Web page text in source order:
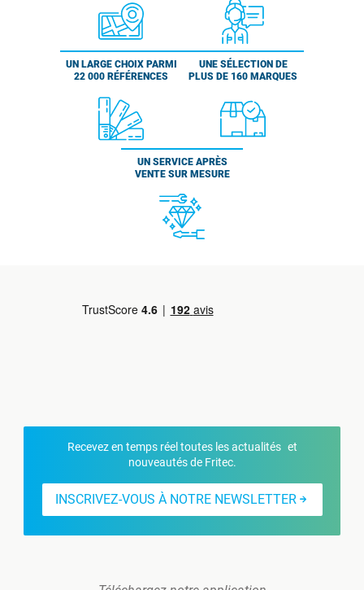
UN LARGE CHOIX PARMI
22 000 RÉFÉRENCES
UNE SÉLECTION DE
PLUS DE 160 MARQUES
UN SERVICE APRÈS
VENTE SUR MESURE
Recevez en temps réel toutes les actualités et
nouveautés de Fritec.
INSCRIVEZ-VOUS À NOTRE NEWSLETTER